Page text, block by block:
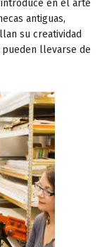
en el arte
antiguas,
su creatividad
llevarse de